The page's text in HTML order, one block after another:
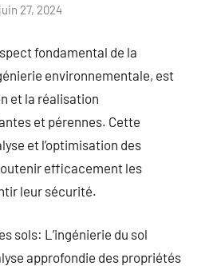
juin 27, 2024
fondamental de la
environnementale, est
et la réalisation
et pérennes. Cette
et l’optimisation des
efficacement les
leur sécurité.
sols: L’ingénierie du sol
approfondie des propriétés